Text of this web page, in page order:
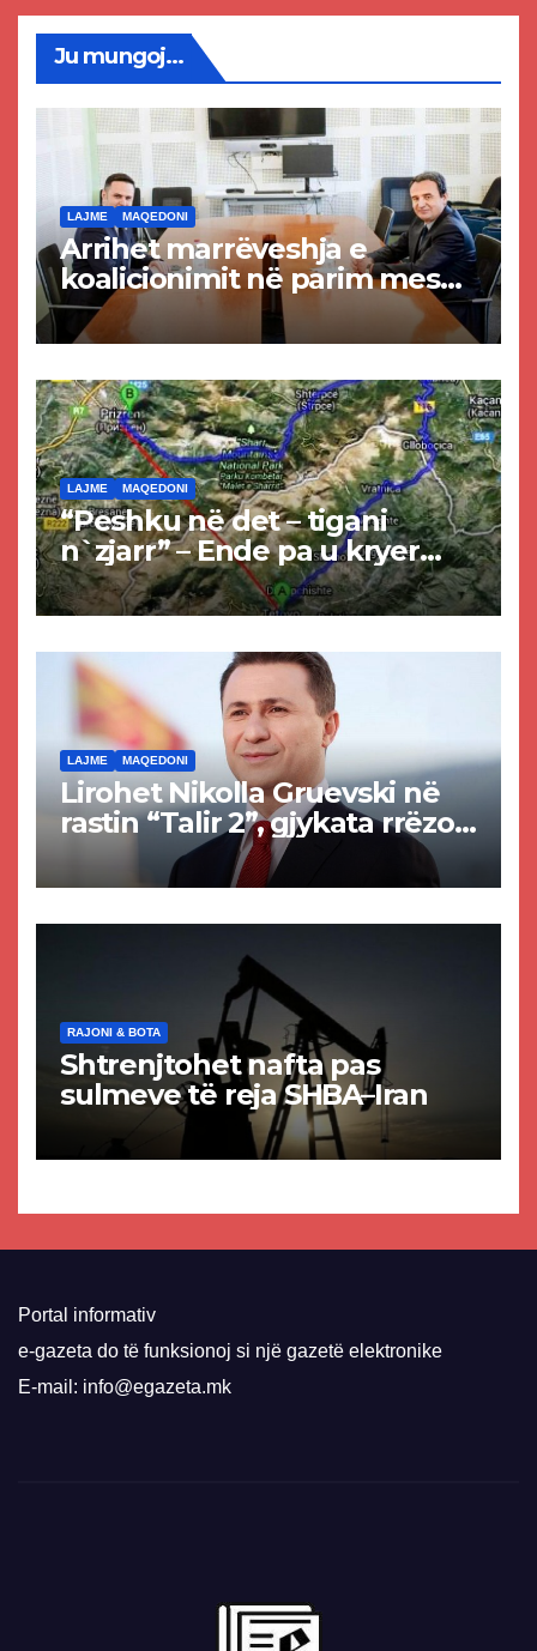
Ju mungoj...
LAJME MAQEDONI
Arrihet marrëveshja e
koalicionimit në parim mes
Kurtit dhe Abdixhikut
LAJME MAQEDONI
“Peshku në det – tigani
n`zjarr” – Ende pa u kryer
projekti i tunelit, komuna e
Tetovës nis punimet për
LAJME MAQEDONI
Lirohet Nikolla Gruevski në
rastin “Talir 2”, gjykata rrëzon
akuzat për ndërtimin e
paligjshëm të selisë së
RAJONI & BOTA
Shtrenjtohet nafta pas
sulmeve të reja SHBA–Iran
Portal informativ
e-gazeta do të funksionoj si një gazetë elektronike
E-mail: info@egazeta.mk